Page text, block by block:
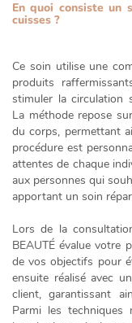
En quoi consiste un
cuisses ?
Ce soin utilise une
produits
stimuler la circulation
La méthode repose
du corps, permettant
procédure est
attentes de chaque
aux personnes qui
apportant un soin
Lors de la
BEAUTÉ évalue votre
de vos objectifs pour
ensuite réalisé avec
client, garantissant
Parmi les